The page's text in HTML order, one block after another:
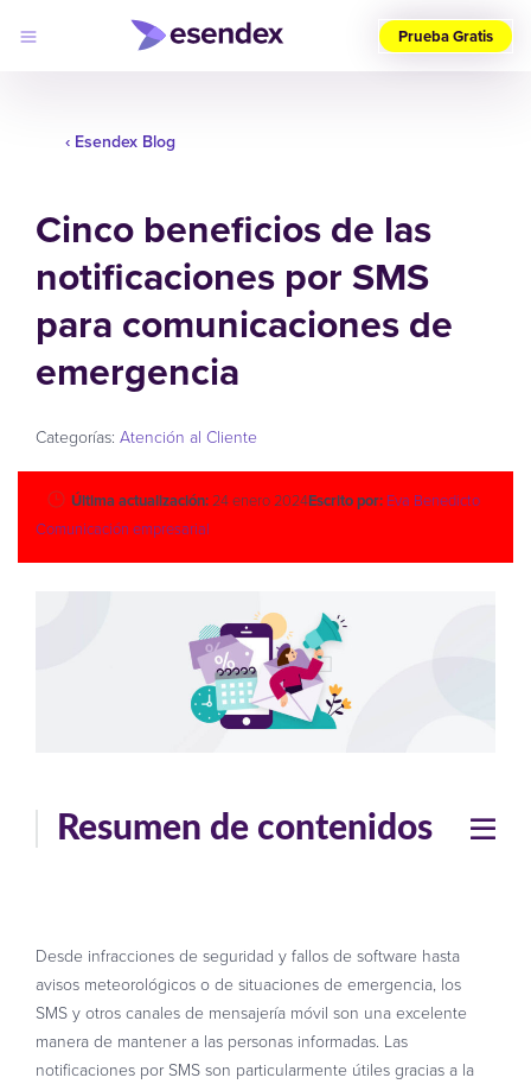
país
Productos
Soluciones
Desarrolladores
Precios
Por qué
elegirnos
Log
in
Prueba Gratis
‹ Esendex Blog
Cinco beneficios de las
notificaciones por SMS
para comunicaciones de
emergencia
Categorías: Atención al Cliente
Última actualización:24 enero 2024Escrito por: Eva Benedicto
Comunicación empresarial
Resumen de contenidos
Desde infracciones de seguridad y fallos de software hasta
avisos meteorológicos o de situaciones de emergencia, los
SMS y otros canales de mensajería móvil son una excelente
manera de mantener a las personas informadas. Las
notificaciones por SMS son particularmente útiles gracias a la